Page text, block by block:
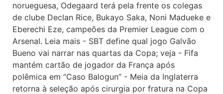
norueguesa, Odegaard terá pela frente os colegas
de clube Declan Rice, Bukayo Saka, Noni Madueke e
Eberechi Eze, campeões da Premier League com o
Arsenal. Leia mais - SBT define qual jogo Galvão
Bueno vai narrar nas quartas da Copa; veja - Fifa
mantém cartão de jogador da França após
polêmica em “Caso Balogun” - Meia da Inglaterra
retorna à seleção após cirurgia por fratura na Copa